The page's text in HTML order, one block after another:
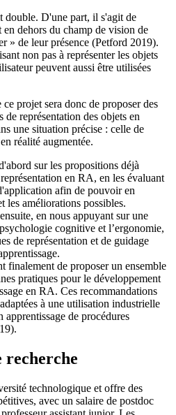
double. D'une part, il s'agit de
en dehors du champ de vision de
» de leur présence (Petford 2019).
non pas à représenter les objets
peuvent aussi être utilisées
projet sera donc de proposer des
de représentation des objets en
une situation précise : celle de
réalité augmentée.
sur les propositions déjà
en RA, en les évaluant
afin de pouvoir en
les améliorations possibles.
en nous appuyant sur une
cognitive et l’ergonomie,
de représentation et de guidage
finalement de proposer un ensemble
pratiques pour le développement
en RA. Ces recommandations
à une utilisation industrielle
de procédures
recherche
technologique et offre des
avec un salaire de postdoc